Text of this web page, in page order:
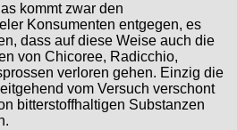
kommt zwar den
Konsumenten entgegen, es
dass auf diese Weise auch die
von Chicoree, Radicchio,
verloren gehen. Einzig die
vom Versuch verschont
bitterstoffhaltigen Substanzen